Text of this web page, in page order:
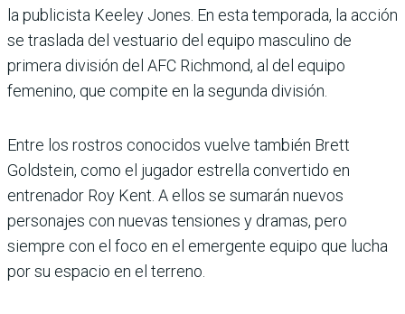
la publicista Keeley Jones. En esta temporada, la acción
se traslada del vestuario del equipo masculino de
primera división del AFC Richmond, al del equipo
femenino, que compite en la segunda división.
Entre los rostros conocidos vuelve también Brett
Goldstein, como el jugador estrella convertido en
entrenador Roy Kent. A ellos se sumarán nuevos
personajes con nuevas tensiones y dramas, pero
siempre con el foco en el emergente equipo que lucha
por su espacio en el terreno.